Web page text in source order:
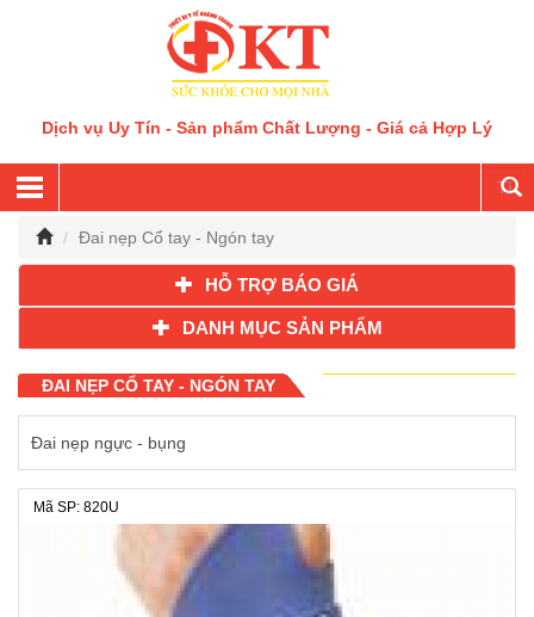
Dịch vụ Uy Tín - Sản phẩm Chất Lượng - Giá cả Hợp Lý
Đai nẹp Cổ tay - Ngón tay
HỖ TRỢ BÁO GIÁ
DANH MỤC SẢN PHẨM
ĐAI NẸP CỔ TAY - NGÓN TAY
Đai nẹp ngực - bụng
Mã SP: 820U